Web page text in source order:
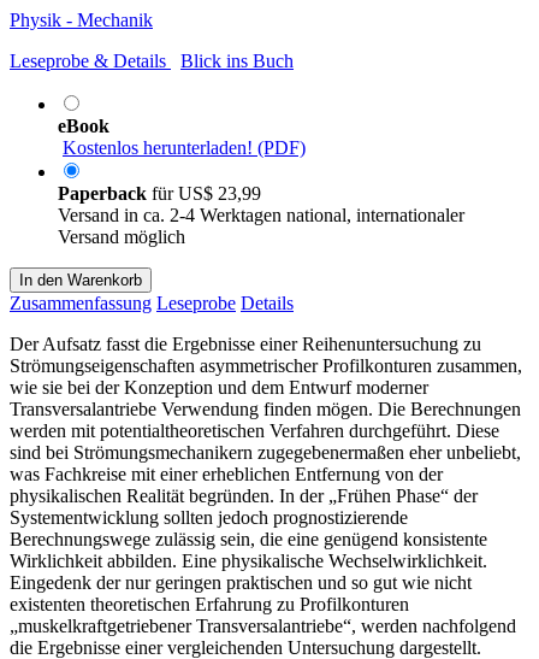
Physik - Mechanik
Leseprobe & Details
Blick ins Buch
eBook
Kostenlos herunterladen! (PDF)
Paperback fürUS$ 23,99
Versand in ca. 2-4 Werktagen national, internationaler
Versand möglich
In den Warenkorb
Zusammenfassung Leseprobe Details
Der Aufsatz fasst die Ergebnisse einer Reihenuntersuchung zu
Strömungseigenschaften asymmetrischer Profilkonturen zusammen,
wie sie bei der Konzeption und dem Entwurf moderner
Transversalantriebe Verwendung finden mögen. Die Berechnungen
werden mit potentialtheoretischen Verfahren durchgeführt. Diese
sind bei Strömungsmechanikern zugegebenermaßen eher unbeliebt,
was Fachkreise mit einer erheblichen Entfernung von der
physikalischen Realität begründen. In der „Frühen Phase“ der
Systementwicklung sollten jedoch prognostizierende
Berechnungswege zulässig sein, die eine genügend konsistente
Wirklichkeit abbilden. Eine physikalische Wechselwirklichkeit.
Eingedenk der nur geringen praktischen und so gut wie nicht
existenten theoretischen Erfahrung zu Profilkonturen
„muskelkraftgetriebener Transversalantriebe“, werden nachfolgend
die Ergebnisse einer vergleichenden Untersuchung dargestellt.